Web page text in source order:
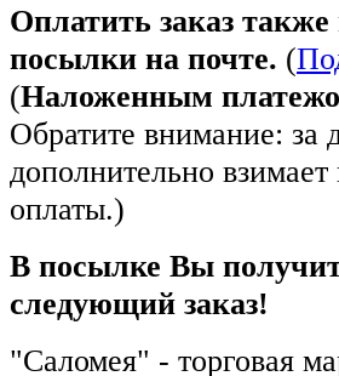
Оплатить заказ
посылки на почте. (
(Наложенным
Обратите внимание:
дополнительно
оплаты.)
В посылке Вы
следующий заказ!
"Саломея" - торговая